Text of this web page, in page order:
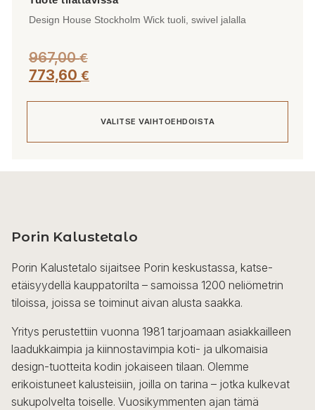
Design House Stockholm Wick tuoli, swivel jalalla
967,00€
773,60 €
VALITSE VAIHTOEHDOISTA
muunnelma.
tehdä
valinnat
tuotteen
sivulla.
Porin Kalustetalo
Porin Kalustetalo sijaitsee Porin keskustassa, katse-
etäisyydellä kauppatorilta – samoissa 1200 neliömetrin
tiloissa, joissa se toiminut aivan alusta saakka.
Yritys perustettiin vuonna 1981 tarjoamaan asiakkailleen
laadukkaimpia ja kiinnostavimpia koti- ja ulkomaisia
design-tuotteita kodin jokaiseen tilaan. Olemme
erikoistuneet kalusteisiin, joilla on tarina – jotka kulkevat
sukupolvelta toiselle. Vuosikymmenten ajan tämä